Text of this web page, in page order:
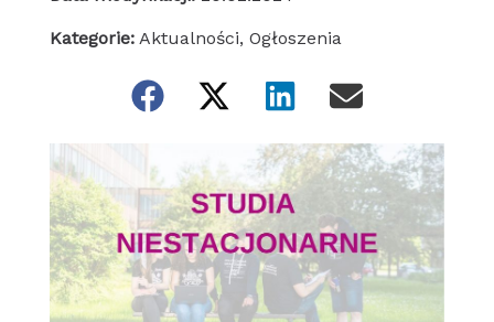
Kategorie: Aktualności, Ogłoszenia